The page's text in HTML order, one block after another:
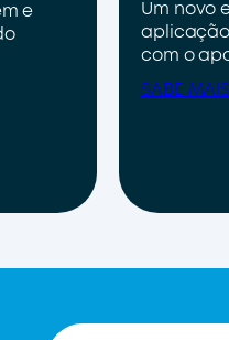
e
Um novo
aplicação
com o
SABE MAIS